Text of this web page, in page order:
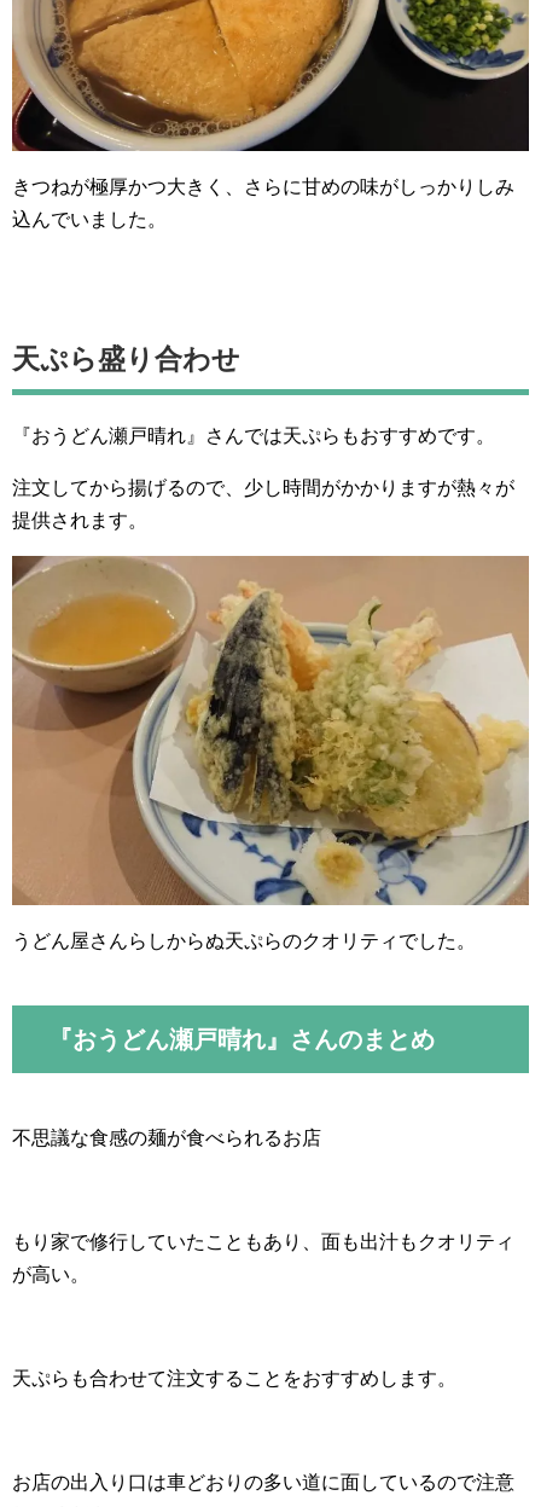
きつねが極厚かつ大きく、さらに甘めの味がしっかりしみ
込んでいました。
天ぷら盛り合わせ
『おうどん瀬戸晴れ』さんでは天ぷらもおすすめです。
注文してから揚げるので、少し時間がかかりますが熱々が
提供されます。
うどん屋さんらしからぬ天ぷらのクオリティでした。
『おうどん瀬戸晴れ』さんのまとめ
不思議な食感の麺が食べられるお店
もり家で修行していたこともあり、面も出汁もクオリティ
が高い。
天ぷらも合わせて注文することをおすすめします。
お店の出入り口は車どおりの多い道に面しているので注意